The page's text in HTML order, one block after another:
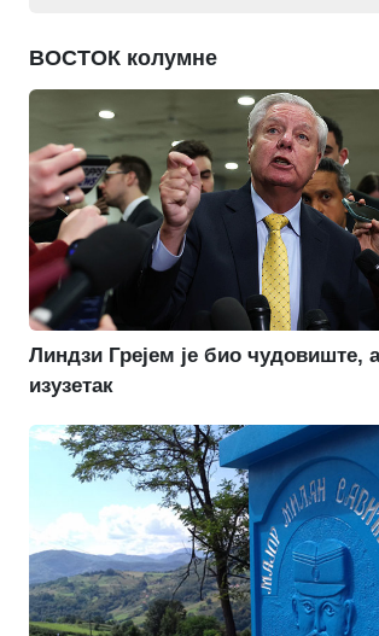
ВОСТОК колумне
Линдзи Грејем је био чудовиште,
изузетак